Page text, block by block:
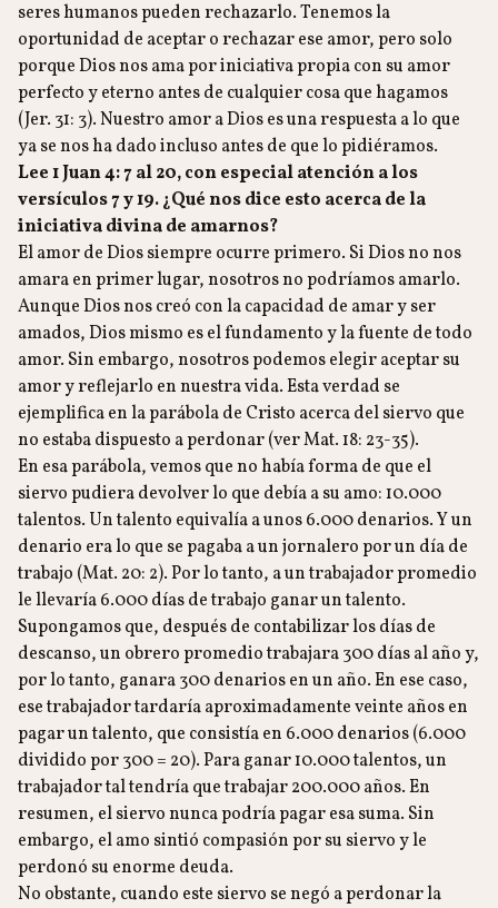
seres humanos pueden rechazarlo. Tenemos la
oportunidad de aceptar o rechazar ese amor, pero solo
porque Dios nos ama por iniciativa propia con su amor
perfecto y eterno antes de cualquier cosa que hagamos
(Jer. 31: 3). Nuestro amor a Dios es una respuesta a lo que
ya se nos ha dado incluso antes de que lo pidiéramos.
Lee 1 Juan 4: 7 al 20, con especial atención a los
versículos 7 y 19. ¿Qué nos dice esto acerca de la
iniciativa divina de amarnos?
El amor de Dios siempre ocurre primero. Si Dios no nos
amara en primer lugar, nosotros no podríamos amarlo.
Aunque Dios nos creó con la capacidad de amar y ser
amados, Dios mismo es el fundamento y la fuente de todo
amor. Sin embargo, nosotros podemos elegir aceptar su
amor y reflejarlo en nuestra vida. Esta verdad se
ejemplifica en la parábola de Cristo acerca del siervo que
no estaba dispuesto a perdonar (ver Mat. 18: 23-35).
En esa parábola, vemos que no había forma de que el
siervo pudiera devolver lo que debía a su amo: 10.000
talentos. Un talento equivalía a unos 6.000 denarios. Y un
denario era lo que se pagaba a un jornalero por un día de
trabajo (Mat. 20: 2). Por lo tanto, a un trabajador promedio
le llevaría 6.000 días de trabajo ganar un talento.
Supongamos que, después de contabilizar los días de
descanso, un obrero promedio trabajara 300 días al año y,
por lo tanto, ganara 300 denarios en un año. En ese caso,
ese trabajador tardaría aproximadamente veinte años en
pagar un talento, que consistía en 6.000 denarios (6.000
dividido por 300 = 20). Para ganar 10.000 talentos, un
trabajador tal tendría que trabajar 200.000 años. En
resumen, el siervo nunca podría pagar esa suma. Sin
embargo, el amo sintió compasión por su siervo y le
perdonó su enorme deuda.
No obstante, cuando este siervo se negó a perdonar la